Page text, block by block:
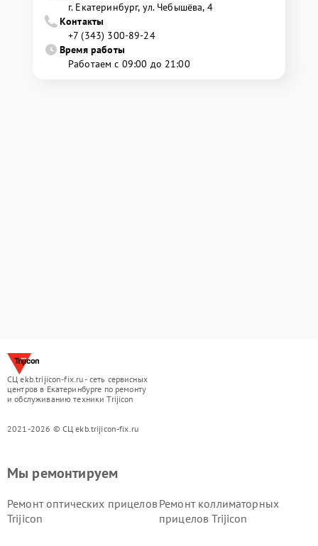
г. Екатеринбург, ул. Чебышёва, 4
Контакты
+7 (343) 300-89-24
Время работы
Работаем с 09:00 до 21:00
СЦ ekb.trijicon-fix.ru - сеть сервисных
центров в Екатеринбурге по ремонту
и обслуживанию техники Trijicon
2021-2026 © СЦ ekb.trijicon-fix.ru
Мы ремонтируем
Ремонт оптических прицелов
Trijicon
Ремонт коллиматорных
прицелов Trijicon